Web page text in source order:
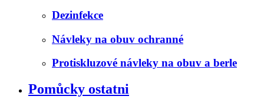
Dezinfekce
Návleky na obuv ochranné
Protiskluzové návleky na obuv a berle
Pomůcky ostatni